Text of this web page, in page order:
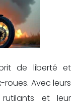
de liberté et
roues. Avec leurs
rutilants et leur